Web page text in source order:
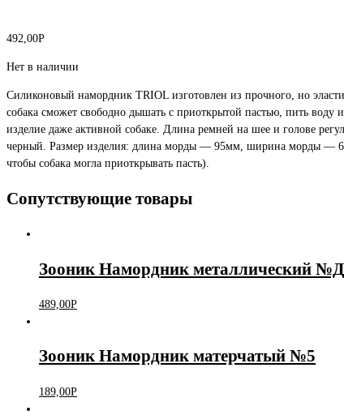
492,00Р
Нет в наличии
Силиконовый намордник TRIOL изготовлен из прочного, но
собака сможет свободно дышать с приоткрытой пастью, пить воду
изделие даже активной собаке. Длина ремней на шее и голове
черный. Размер изделия: длина морды — 95мм, ширина морды —
чтобы собака могла приоткрывать пасть).
Сопутствующие товары
Зооник Намордник металлический
489,00Р
Зооник Намордник матерчатый №5
189,00Р